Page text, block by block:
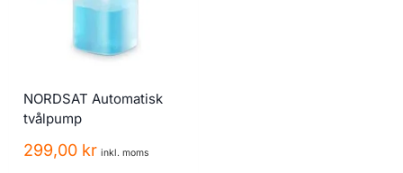
NORDSAT Automatisk
tvålpump
299,00 kr inkl. moms